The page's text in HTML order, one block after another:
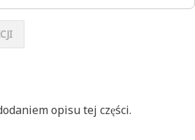
opisu tej części.